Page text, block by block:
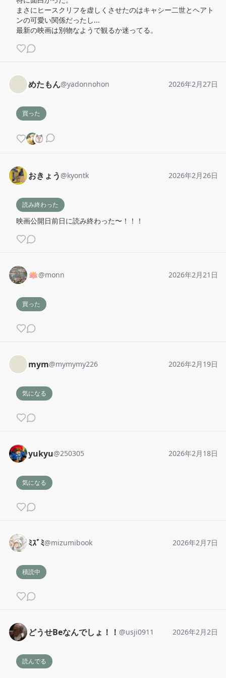
まさにヒースクリフを虚しくさせたのはキャシー二世とヘアト
ンの可愛い関係だったし...
最新の映画は別物なようで観るか迷ってる。
めたもん@yadonnohon 2026年2月27日
買った
おきょう @kyontk 2026年2月26日
読み終わった
映画公開日前日に読み終わった〜！！！
🪷@monn 2026年2月21日
買った
mym@mymymy226 2026年2月19日
気になる
yukyu@250305 2026年2月18日
気になる
ﾐｽﾞﾐ@mizumibook 2026年2月7日
積読中
どうせBeなんでしょ！！ @usji0911 2026年2月2日
読んでる